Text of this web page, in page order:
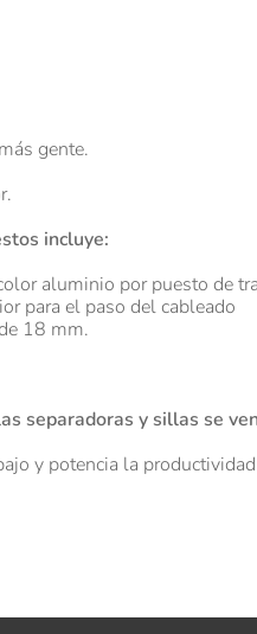
gente.
incluye:
aluminio por puesto de
para el paso del cableado
18 mm.
separadoras y sillas se
y potencia la